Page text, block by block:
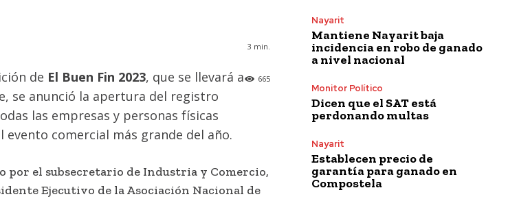
3 min.
665
de El Buen Fin 2023, que se llevará a
se anunció la apertura del registro
las empresas y personas físicas
comercial más grande del año.
por el subsecretario de Industria y Comercio,
Ejecutivo de la Asociación Nacional de
Nayarit
Mantiene Nayarit baja
incidencia en robo de ganado
a nivel nacional
Monitor Político
Dicen que el SAT está
perdonando multas
Nayarit
Establecen precio de
garantía para ganado en
Compostela